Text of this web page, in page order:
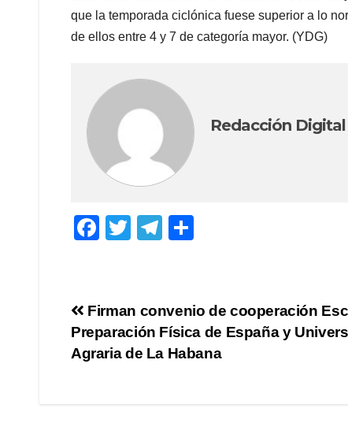
que la temporada ciclónica fuese superior a lo
de ellos entre 4 y 7 de categoría mayor. (YDG)
Redacción Digital
F
e
b
o
T
er
T
gr
a
m
p
ar
tir
Navegación
de
Firman convenio de cooperación
Preparación Física de España y
Agraria de La Habana